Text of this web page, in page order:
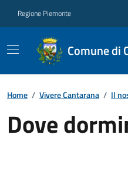
Regione Piemonte
Comune di
Home / Vivere Cantarana / Il
Dove